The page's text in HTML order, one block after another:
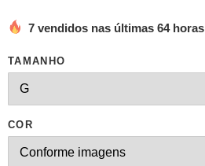
7 vendidos nas últimas 64 horas
TAMANHO
COR